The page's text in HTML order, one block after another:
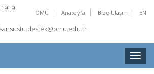
OMÜ Anasayfa Bize Ulaşın EN
Toggle